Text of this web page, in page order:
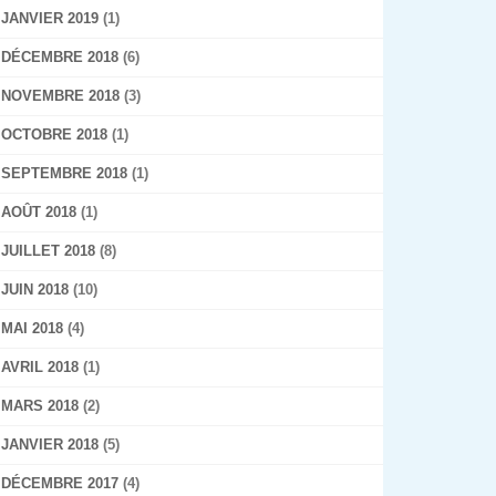
JANVIER 2019 (1)
DÉCEMBRE 2018 (6)
NOVEMBRE 2018 (3)
OCTOBRE 2018 (1)
SEPTEMBRE 2018 (1)
AOÛT 2018 (1)
JUILLET 2018 (8)
JUIN 2018 (10)
MAI 2018 (4)
AVRIL 2018 (1)
MARS 2018 (2)
JANVIER 2018 (5)
DÉCEMBRE 2017 (4)